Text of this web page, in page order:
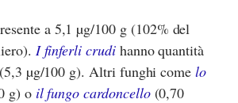
a 5,1 µg/100 g (102% del
I finferli crudihanno quantità
µg/100 g). Altri funghi comelo
g) o il fungo cardoncello(0,70